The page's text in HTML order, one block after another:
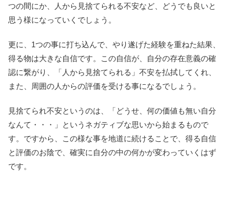
つの間にか、人から見捨てられる不安など、どうでも良いと
思う様になっていくでしょう。
更に、1つの事に打ち込んで、やり遂げた経験を重ねた結果、
得る物は大きな自信です。この自信が、自分の存在意義の確
認に繋がり、「人から見捨てられる」不安を払拭してくれ、
また、周囲の人からの評価を受ける事になるでしょう。
見捨てられ不安というのは、「どうせ、何の価値も無い自分
なんて・・・」というネガティブな思いから始まるもので
す。ですから、この様な事を地道に続けることで、得る自信
と評価のお陰で、確実に自分の中の何かが変わっていくはず
です。